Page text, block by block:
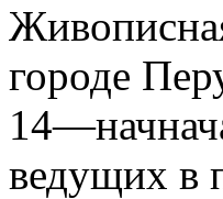
городе
ведущих в